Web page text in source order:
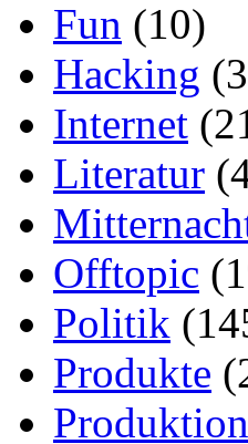
Fun (10)
Hacking
Internet
Literatur
Offtopic
Politik
Produkte
Produktion